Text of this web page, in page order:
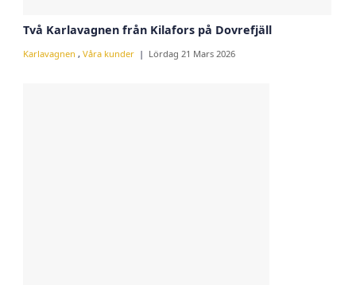
Två Karlavagnen från Kilafors på Dovrefjäll
Karlavagnen , Våra kunder Lördag 21 Mars 2026